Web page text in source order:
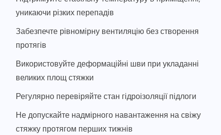
уникаючи різких перепадів
Забезпечте рівномірну вентиляцію без створення
протягів
Використовуйте деформаційні шви при укладанні
великих площ стяжки
Регулярно перевіряйте стан гідроізоляції підлоги
Не допускайте надмірного навантаження на свіжу
стяжку протягом перших тижнів